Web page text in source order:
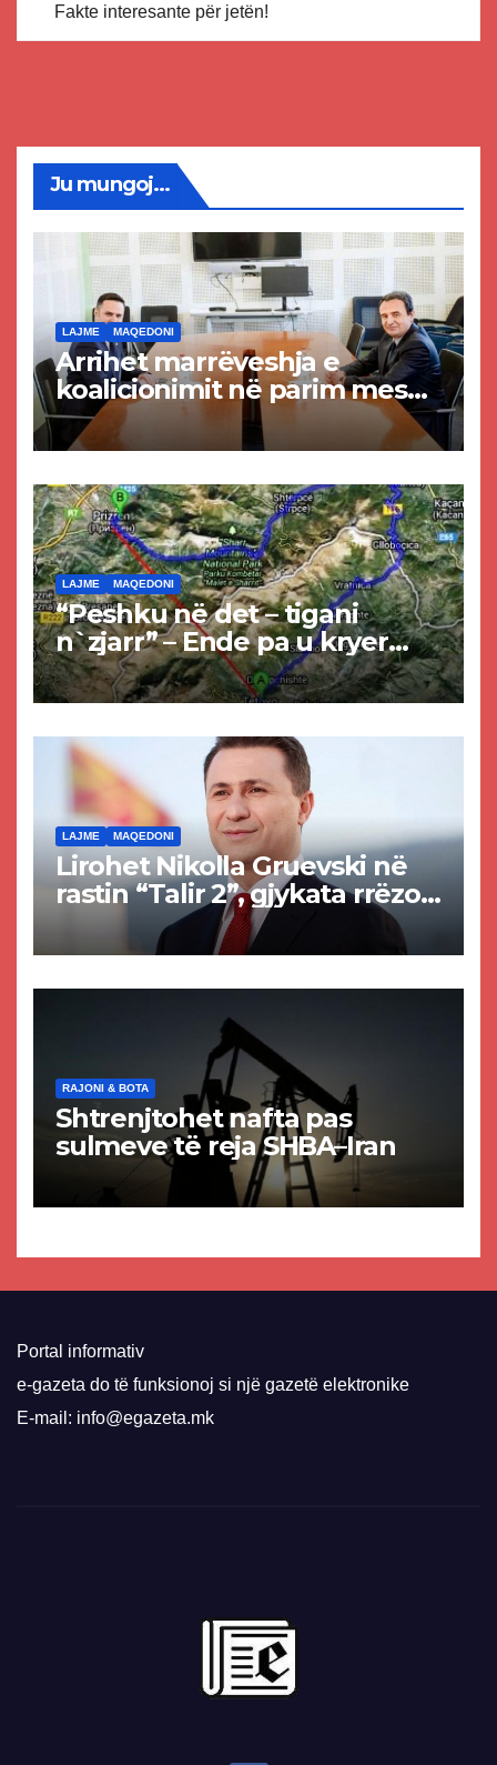
Fakte interesante për jetën!
Ju mungoj...
LAJME MAQEDONI
Arrihet marrëveshja e
koalicionimit në parim mes
Kurtit dhe Abdixhikut
LAJME MAQEDONI
“Peshku në det – tigani
n`zjarr” – Ende pa u kryer
projekti i tunelit, komuna e
Tetovës nis punimet për
LAJME MAQEDONI
Lirohet Nikolla Gruevski në
rastin “Talir 2”, gjykata rrëzon
akuzat për ndërtimin e
paligjshëm të selisë së
RAJONI & BOTA
Shtrenjtohet nafta pas
sulmeve të reja SHBA–Iran
Portal informativ
e-gazeta do të funksionoj si një gazetë elektronike
E-mail: info@egazeta.mk